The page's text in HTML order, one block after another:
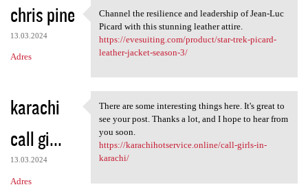
chris pine
13.03.2024
Adres
Channel the resilience and
Channel the resilience and leadership of Jean-Luc
Picard with this stunning leather attire.
https://evesuiting.com/product/star-trek-picard-
leather-jacket-season-3/
karachi
call gi...
13.03.2024
Adres
There are some interesting
There are some interesting things here. It's great to
see your post. Thanks a lot, and I hope to hear from
you soon.
https://karachihotservice.online/call-girls-in-
karachi/